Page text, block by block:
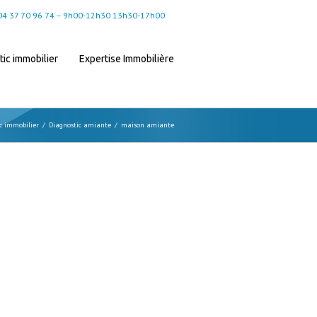
37 70 96 74 – 9h00-12h30 13h30-17h00
immobilier Expertise Immobilière
immobilier / Diagnostic amiante / maison amiante